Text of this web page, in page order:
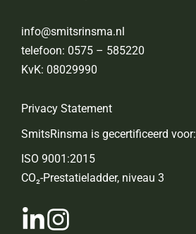
info@smitsrinsma.nl
telefoon: 0575 – 585220
KvK: 08029990
Privacy Statement
SmitsRinsma is gecertificeerd voor:
ISO 9001:2015
CO₂-Prestatieladder, niveau 3